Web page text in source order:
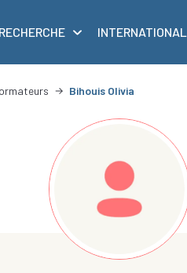
RECHERCHE INTERNATIONAL
Bihouis Olivia